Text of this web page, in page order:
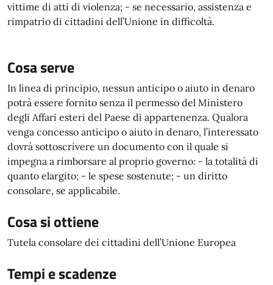
vittime di atti di violenza; - se necessario, assistenza e
rimpatrio di cittadini dell’Unione in difficoltà.
Cosa serve
In linea di principio, nessun anticipo o aiuto in denaro
potrà essere fornito senza il permesso del Ministero
degli Affari esteri del Paese di appartenenza. Qualora
venga concesso anticipo o aiuto in denaro, l’interessato
dovrà sottoscrivere un documento con il quale si
impegna a rimborsare al proprio governo: - la totalità di
quanto elargito; - le spese sostenute; - un diritto
consolare, se applicabile.
Cosa si ottiene
Tutela consolare dei cittadini dell’Unione Europea
Tempi e scadenze